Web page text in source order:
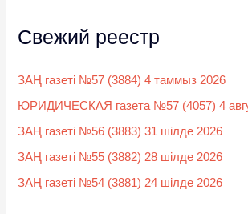
Свежий реестр
ЗАҢ газеті №57 (3884) 4 таммыз 2026
ЮРИДИЧЕСКАЯ газета №57 (4057) 4
ЗАҢ газеті №56 (3883) 31 шілде 2026
ЗАҢ газеті №55 (3882) 28 шілде 2026
ЗАҢ газеті №54 (3881) 24 шілде 2026